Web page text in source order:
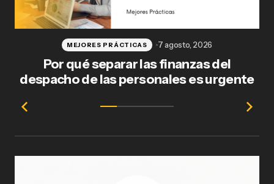
Por qué separar las finanzas del
despacho de las personales es urgente
MEJORES PRÁCTICAS 7 agosto, 2026